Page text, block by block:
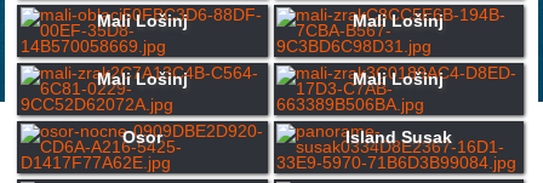
Mali Lošinj Mali Lošinj
Mali Lošinj Mali Lošinj
Osor Island Susak